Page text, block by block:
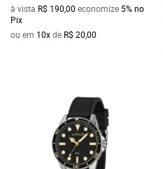
à vista R$ 190,00 economize 5%no
Pix
ou em 10xde R$ 20,00